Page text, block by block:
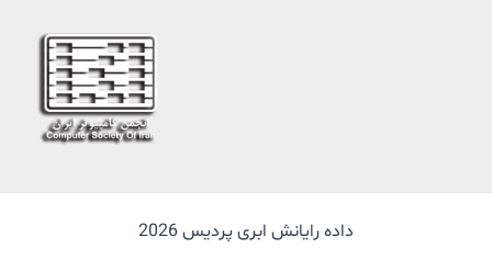
داده رایانش ابری پردیس 2026